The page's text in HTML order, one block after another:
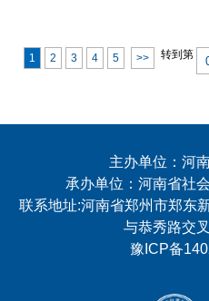
1 2 3 4 5 >> 转到第
主办单位：河
承办单位：河南省社
联系地址:河南省郑州市郑东
与恭秀路交
豫ICP备